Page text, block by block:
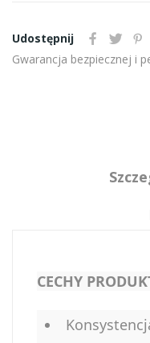
Udostępnij
Gwarancja bezpiecznej i
CECHY